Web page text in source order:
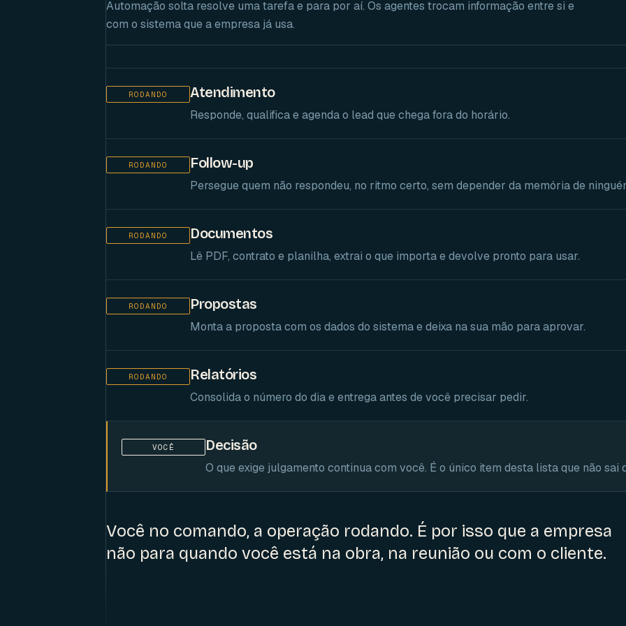
Automação solta resolve uma tarefa e para por aí. Os agentes trocam informação entre si e
com o sistema que a empresa já usa.
RODANDO Atendimento
Responde, qualifica e agenda o lead que chega fora do horário.
RODANDO Follow-up
Persegue quem não respondeu, no ritmo certo, sem depender da memória de
RODANDO Documentos
Lê PDF, contrato e planilha, extrai o que importa e devolve pronto para usar.
RODANDO Propostas
Monta a proposta com os dados do sistema e deixa na sua mão para aprovar.
RODANDO Relatórios
Consolida o número do dia e entrega antes de você precisar pedir.
VOCÊ Decisão
O que exige julgamento continua com você. É o único item desta lista que não
Você no comando, a operação rodando. É por isso que a empresa
não para quando você está na obra, na reunião ou com o cliente.